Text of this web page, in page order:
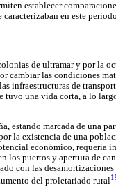
establecer
en este
de ultramar y por la
cambiar las condiciones
infraestructuras de
tuvo una vida corta, a lo
estando marcada de una
la existencia de una
económico, requería
los puertos y apertura de
con las
del proletariado rural